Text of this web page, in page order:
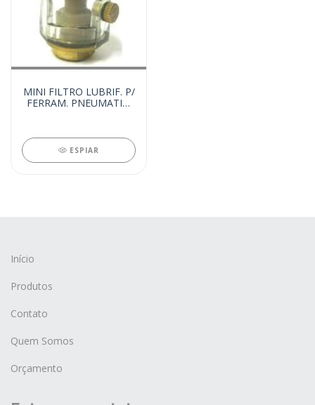
MINI FILTRO LUBRIF. P/
FERRAM. PNEUMATIC.
ESPIAR
Início
Produtos
Contato
Quem Somos
Orçamento